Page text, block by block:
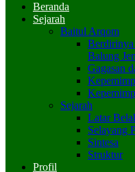
Beranda
Sejarah
Baitul Arqom
Balung
Gagasan
Sejarah
Latar
Selayang
Sintesa
Struktur
Profil